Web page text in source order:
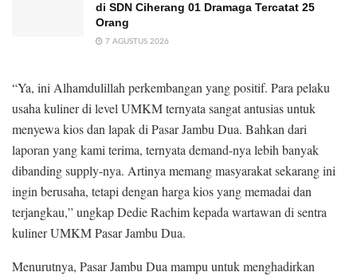
di SDN Ciherang 01 Dramaga Tercatat 25
Orang
7 AGUSTUS 2026
“Ya, ini Alhamdulillah perkembangan yang positif. Para pelaku
usaha kuliner di level UMKM ternyata sangat antusias untuk
menyewa kios dan lapak di Pasar Jambu Dua. Bahkan dari
laporan yang kami terima, ternyata demand-nya lebih banyak
dibanding supply-nya. Artinya memang masyarakat sekarang ini
ingin berusaha, tetapi dengan harga kios yang memadai dan
terjangkau,” ungkap Dedie Rachim kepada wartawan di sentra
kuliner UMKM Pasar Jambu Dua.
Menurutnya, Pasar Jambu Dua mampu untuk menghadirkan